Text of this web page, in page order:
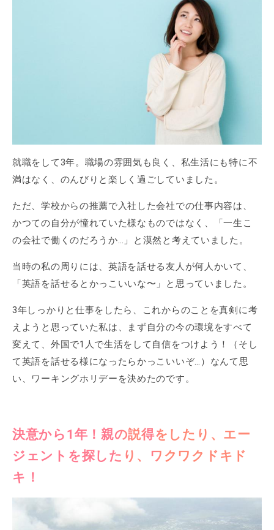
就職をして3年。職場の雰囲気も良く、私生活にも特に不
満はなく、のんびりと楽しく過ごしていました。
ただ、学校からの推薦で入社した会社での仕事内容は、
かつての自分が憧れていた様なものではなく、「一生こ
の会社で働くのだろうか…」と漠然と考えていました。
当時の私の周りには、英語を話せる友人が何人かいて、
「英語を話せるとかっこいいな〜」と思っていました。
3年しっかりと仕事をしたら、これからのことを真剣に考
えようと思っていた私は、まず自分の今の環境をすべて
変えて、外国で1人で生活をして自信をつけよう！（そし
て英語を話せる様になったらかっこいいぞ…）なんて思
い、ワーキングホリデーを決めたのです。
決意から1年！親の説得をしたり、エー
ジェントを探したり、ワクワクドキド
キ！